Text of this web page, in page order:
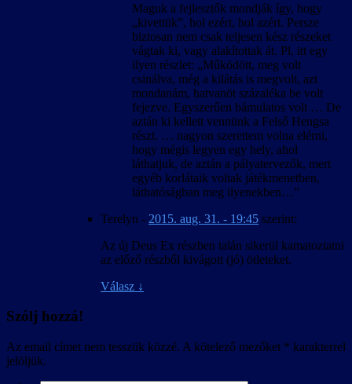
Maguk a fejlesztők mondják így, hogy
„kivettük”, hol ezért, hol azért. Persze
biztosan nem csak teljesen kész részeket
vágtak ki, vagy alakítottak át. Pl. itt egy
ilyen részlet: „Működött, meg volt
csinálva, még a kilátás is megvolt, azt
mondanám, hatvanöt százaléka be volt
fejezve. Egyszerűen bámulatos volt … De
aztán ki kellett vennünk a Felső Hengsa
részt. … nagyon szerettem volna elérni,
hogy mégis legyen egy hely, ahol
láthatjuk, de aztán a pályatervezők, mert
egyéb korlátaik voltak játékmenetben,
láthatóságban meg ilyenekben…”
Terelyn - 2015. aug. 31. - 19:45 szerint:
Az új Deus Ex részben talán sikerül kamatoztatni
az előző részből kivágott (jó) ötleteket.
Válasz ↓
Szólj hozzá!
Az email címet nem tesszük közzé. A kötelező mezőket * karakterrel
jelöljük.